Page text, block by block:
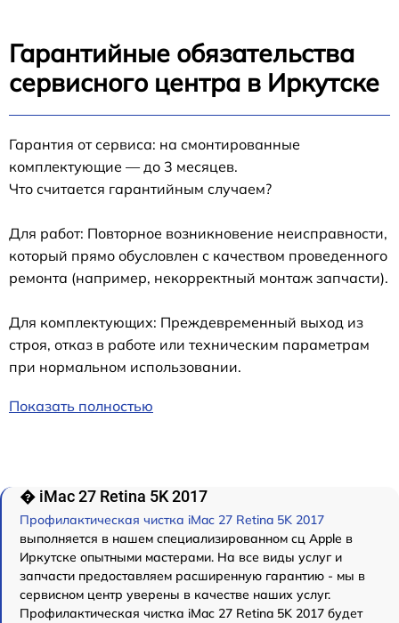
Гарантийные обязательства
сервисного центра в Иркутске
Гарантия от сервиса: на смонтированные
комплектующие — до 3 месяцев.
Что считается гарантийным случаем?
Для работ: Повторное возникновение неисправности,
который прямо обусловлен с качеством проведенного
ремонта (например, некорректный монтаж запчасти).
Для комплектующих: Преждевременный выход из
строя, отказ в работе или техническим параметрам
при нормальном использовании.
Показать полностью
� iMac 27 Retina 5K 2017
Профилактическая чистка iMac 27 Retina 5K 2017
выполняется в нашем специализированном сц Apple в
Иркутске опытными мастерами. На все виды услуг и
запчасти предоставляем расширенную гарантию - мы в
сервисном центр уверены в качестве наших услуг.
Профилактическая чистка iMac 27 Retina 5K 2017 будет